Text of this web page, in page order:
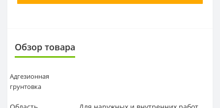
Обзор товара
Адгезионная
грунтовка